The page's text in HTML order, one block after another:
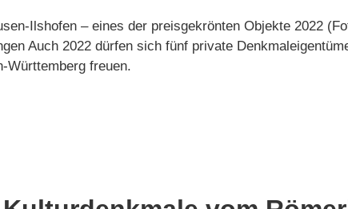
Ilshofen – eines der preisgekrönten Objekte 2022
Auch 2022 dürfen sich fünf private
Württemberg freuen.